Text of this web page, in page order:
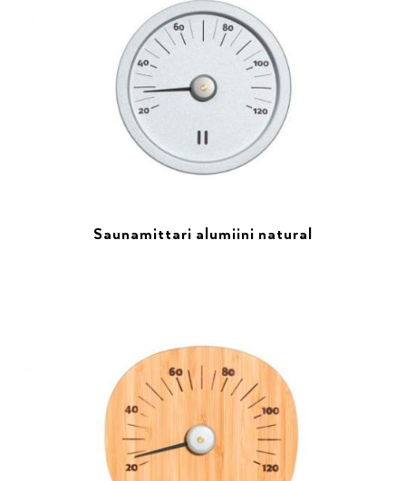
Saunamittari alumiini natural